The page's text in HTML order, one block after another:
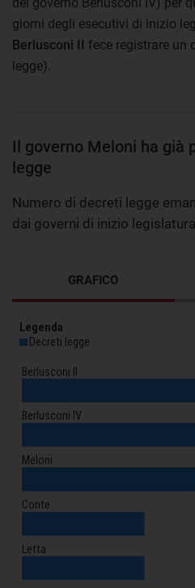
giorni degli esecutivi di inizio
Berlusconi II fece registrare un
legge).
Il governo Meloni ha già
legge
Numero di decreti legge
dai governi di inizio
GRAFICO